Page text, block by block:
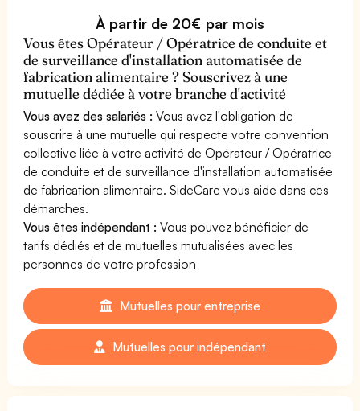
À partir de 20€ par mois
Vous êtes Opérateur / Opératrice de conduite et
de surveillance d'installation automatisée de
fabrication alimentaire ? Souscrivez à une
mutuelle dédiée à votre branche d'activité
Vous avez des salariés : Vous avez l'obligation de
souscrire à une mutuelle qui respecte votre convention
collective liée à votre activité de Opérateur / Opératrice
de conduite et de surveillance d'installation automatisée
de fabrication alimentaire. SideCare vous aide dans ces
démarches.
Vous êtes indépendant : Vous pouvez bénéficier de
tarifs dédiés et de mutuelles mutualisées avec les
personnes de votre profession
Mutuelles pour entreprise
Mutuelles pour indépendant